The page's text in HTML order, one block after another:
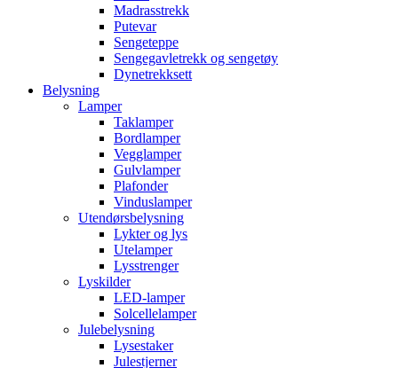
Madrasstrekk
Putevar
Sengeteppe
Sengegavletrekk og sengetøy
Dynetrekksett
Belysning
Lamper
Taklamper
Bordlamper
Vegglamper
Gulvlamper
Plafonder
Vinduslamper
Utendørsbelysning
Lykter og lys
Utelamper
Lysstrenger
Lyskilder
LED-lamper
Solcellelamper
Julebelysning
Lysestaker
Julestjerner